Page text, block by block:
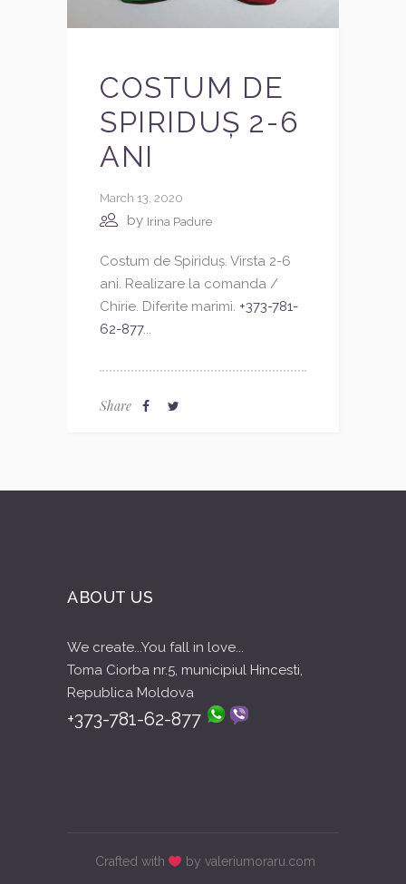
COSTUM DE
SPIRIDUȘ 2-6
ANI
March 13, 2020
by Irina Padure
Costum de Spiriduș. Virsta 2-6
ani. Realizare la comanda /
Chirie. Diferite marimi. +373-781-
62-877...
Share
ABOUT US
We create...You fall in love...
Toma Ciorba nr.5, municipiul Hincesti,
Republica Moldova
+373-781-62-877
Crafted with by valeriumoraru.com